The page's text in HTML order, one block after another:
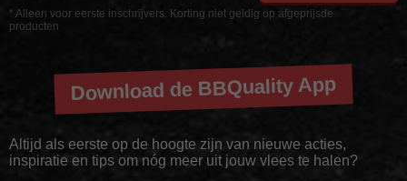
* Alleen voor eerste inschrijvers. Korting niet geldig op afgeprijsde
producten
Download de BBQuality App
Altijd als eerste op de hoogte zijn van nieuwe acties,
inspiratie en tips om nóg meer uit jouw vlees te halen?